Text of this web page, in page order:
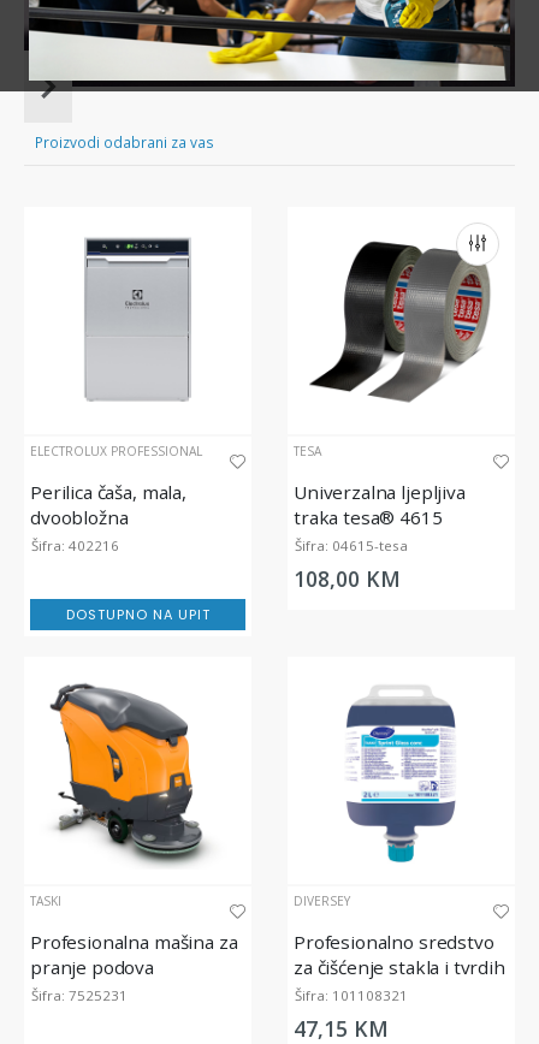
POGLEDAJTE PONUDU
Item
ofProizvodi odabrani za vas
ELECTROLUX PROFESSIONAL
Perilica čaša, mala,
dvoobložna
Šifra: 402216
DOSTUPNO NA UPIT
TESA
Univerzalna ljepljiva
traka tesa® 4615
Šifra: 04615-tesa
108,00 KM
TASKI
Profesionalna mašina za
pranje podova
ULTIMAXX 2900 SD50
Šifra: 7525231
DIVERSEY
Profesionalno sredstvo
za čišćenje stakla i tvrdih
površina TASKI Sprint
Glass Conc
Šifra: 101108321
47,15 KM